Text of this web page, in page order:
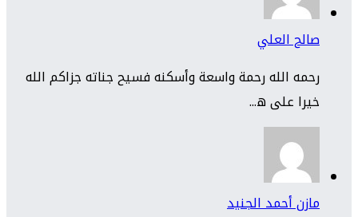
صالح العلي
رحمه الله رحمة واسعة وأسكنه فسيح جناته جزاكم الله
خيرا على ه...
مازن أحمد الجنيد